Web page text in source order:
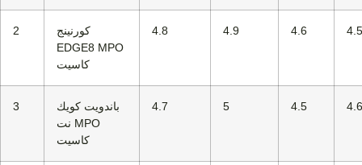
2
كورنينج
EDGE8 MPO
كاسيت
4.8 4.9 4.6 4.5
3
باندويت كويك
نت MPO
كاسيت
4.7 5 4.5 4.6